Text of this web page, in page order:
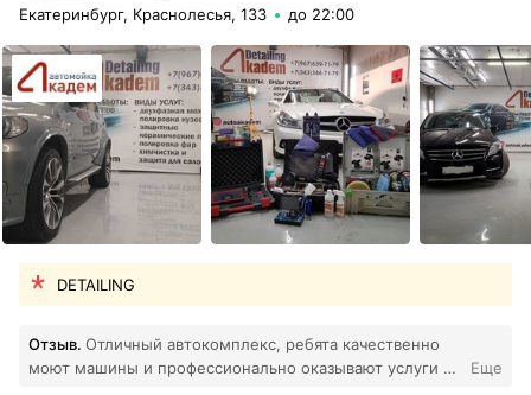
Екатеринбург, Краснолесья, 133 до 22:00
DETAILING
Отзыв. Отличный автокомплекс, ребята качественно
моют машины и профессионально оказывают услуги по
Еще